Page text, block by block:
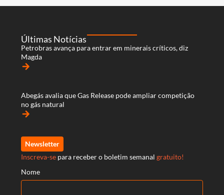
Últimas Notícias
Petrobras avança para entrar em minerais críticos, diz
Magda
arrow_forward
Abegás avalia que Gas Release pode ampliar competição
no gás natural
arrow_forward
Newsletter
Inscreva-se para receber o boletim semanal gratuito!
Nome